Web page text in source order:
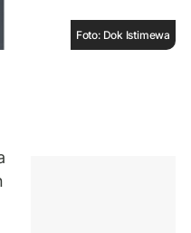
Foto: Dok Istimewa